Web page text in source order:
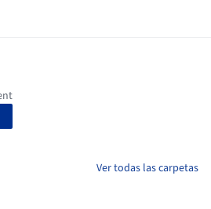
Ver todas las carpetas